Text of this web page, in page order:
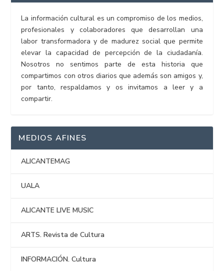
La información cultural es un compromiso de los medios,
profesionales y colaboradores que desarrollan una
labor transformadora y de madurez social que permite
elevar la capacidad de percepción de la ciudadanía.
Nosotros no sentimos parte de esta historia que
compartimos con otros diarios que además son amigos y,
por tanto, respaldamos y os invitamos a leer y a
compartir.
MEDIOS AFINES
ALICANTEMAG
UALA
ALICANTE LIVE MUSIC
ARTS. Revista de Cultura
INFORMACIÓN. Cultura